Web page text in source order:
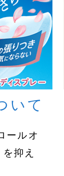
いて
ールオ
抑え